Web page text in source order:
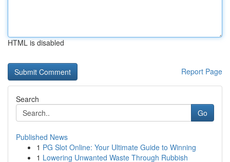
HTML is disabled
Report Page
Search
Go
Published News
1 PG Slot Online: Your Ultimate Guide to Winning
1 Lowering Unwanted Waste Through Rubbish